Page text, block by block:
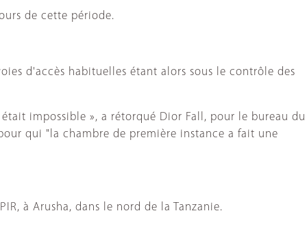
de cette période.
d'accès habituelles étant alors sous le contrôle des
impossible », a rétorqué Dior Fall, pour le bureau du
qui "la chambre de première instance a fait une
à Arusha, dans le nord de la Tanzanie.